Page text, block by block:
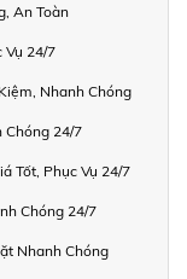
An Toàn
Vụ 24/7
Nhanh Chóng
Chóng 24/7
Tốt, Phục Vụ 24/7
Chóng 24/7
Nhanh Chóng